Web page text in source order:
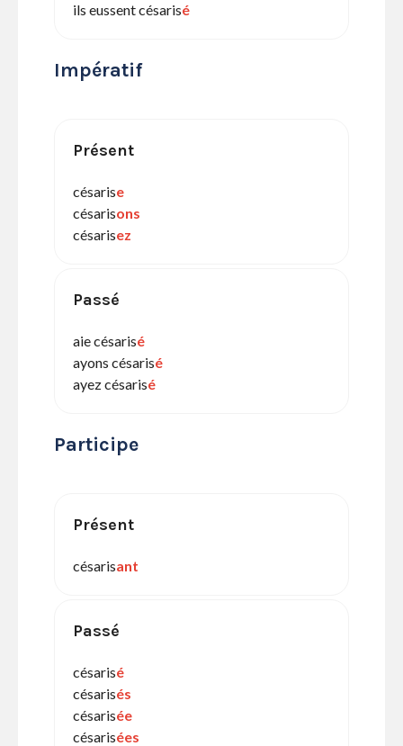
ils eussent césarisé
Impératif
Présent
césarise
césarisons
césarisez
Passé
aie césarisé
ayons césarisé
ayez césarisé
Participe
Présent
césarisant
Passé
césarisé
césarisés
césarisée
césarisées